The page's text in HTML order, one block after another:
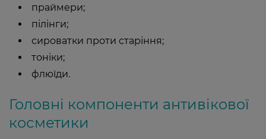
праймери;
пілінги;
сироватки проти старіння;
тоніки;
флюїди.
Головні компоненти антивікової
косметики